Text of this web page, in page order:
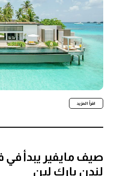
اقرأ المزيد
صيف مايفير يبدأ في
لندن بارك لين